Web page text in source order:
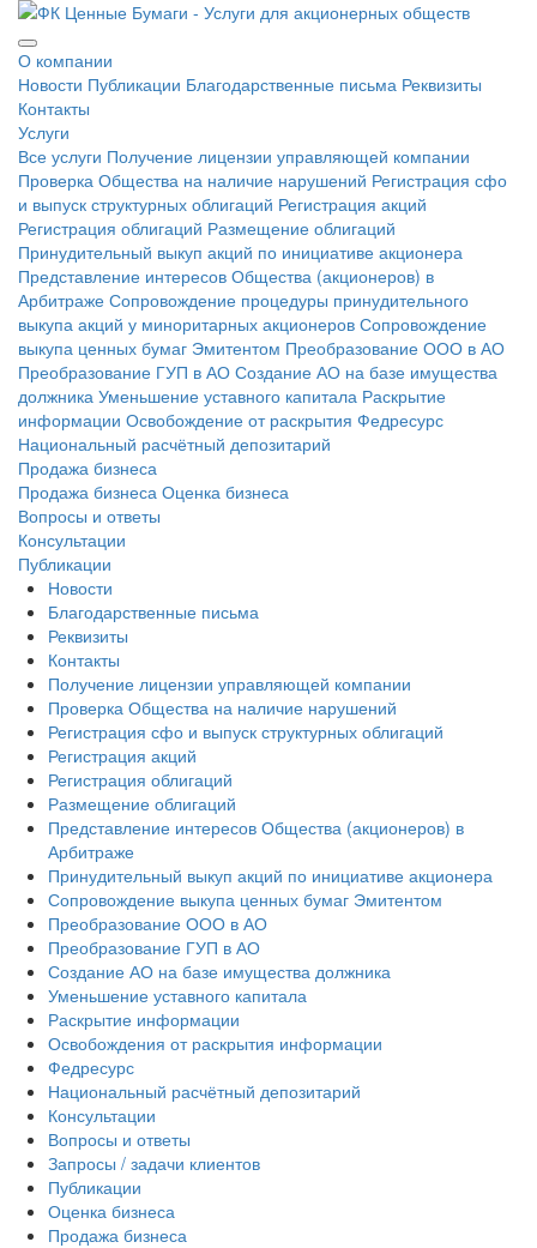
О компании
Новости Публикации Благодарственные письма Реквизиты
Контакты
Услуги
Все услуги Получение лицензии управляющей компании
Проверка Общества на наличие нарушений Регистрация сфо
и выпуск структурных облигаций Регистрация акций
Регистрация облигаций Размещение облигаций
Принудительный выкуп акций по инициативе акционера
Представление интересов Общества (акционеров) в
Арбитраже Сопровождение процедуры принудительного
выкупа акций у миноритарных акционеров Сопровождение
выкупа ценных бумаг Эмитентом Преобразование ООО в АО
Преобразование ГУП в АО Создание АО на базе имущества
должника Уменьшение уставного капитала Раскрытие
информации Освобождение от раскрытия Федресурс
Национальный расчётный депозитарий
Продажа бизнеса
Продажа бизнеса Оценка бизнеса
Вопросы и ответы
Консультации
Публикации
Новости
Благодарственные письма
Реквизиты
Контакты
Получение лицензии управляющей компании
Проверка Общества на наличие нарушений
Регистрация сфо и выпуск структурных облигаций
Регистрация акций
Регистрация облигаций
Размещение облигаций
Представление интересов Общества (акционеров) в
Арбитраже
Принудительный выкуп акций по инициативе акционера
Сопровождение выкупа ценных бумаг Эмитентом
Преобразование ООО в АО
Преобразование ГУП в АО
Создание АО на базе имущества должника
Уменьшение уставного капитала
Раскрытие информации
Освобождения от раскрытия информации
Федресурс
Национальный расчётный депозитарий
Консультации
Вопросы и ответы
Запросы / задачи клиентов
Публикации
Оценка бизнеса
Продажа бизнеса